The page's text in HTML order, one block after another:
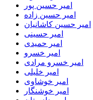
امیر حسین پور
امیر حسین زاده
امیر حسین کاشانیان
امیر حسینی
امیر حمیدی
امیر خسرو
امیر خسرو مرادی
امیر خلیلی
امیر خوشاوی
امیر خوشنگار